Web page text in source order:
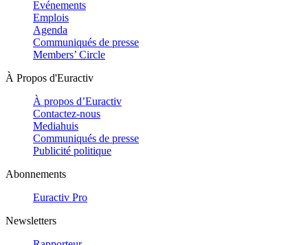
Evénements
Emplois
Agenda
Communiqués de presse
Members’ Circle
À Propos d'Euractiv
À propos d’Euractiv
Contactez-nous
Mediahuis
Communiqués de presse
Publicité politique
Abonnements
Euractiv Pro
Newsletters